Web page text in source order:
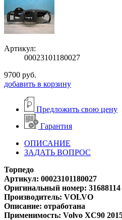
Артикул:
00023101180027
9700 руб.
добавить в корзину
Предложить свою цену
Гарантия
ОПИСАНИЕ
ЗАДАТЬ ВОПРОС
Торпедо
Артикул: 00023101180027
Оригинальный номер: 31688114
Производитель: VOLVO
Описание: отработана
Применимость: Volvo XC90